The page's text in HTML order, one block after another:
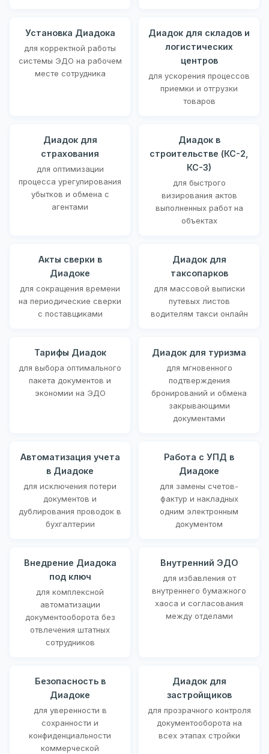
Установка Диадока
для корректной работы
системы ЭДО на рабочем
месте сотрудника
Диадок для складов и
логистических
центров
для ускорения процессов
приемки и отгрузки
товаров
Диадок для
страхования
для оптимизации
процесса урегулирования
убытков и обмена с
агентами
Диадок в
строительстве (КС-2,
КС-3)
для быстрого
визирования актов
выполненных работ на
объектах
Акты сверки в
Диадоке
для сокращения времени
на периодические сверки
с поставщиками
Диадок для
таксопарков
для массовой выписки
путевых листов
водителям такси онлайн
Тарифы Диадок
для выбора оптимального
пакета документов и
экономии на ЭДО
Диадок для туризма
для мгновенного
подтверждения
бронирований и обмена
закрывающими
документами
Автоматизация учета
в Диадоке
для исключения потери
документов и
дублирования проводок в
бухгалтерии
Работа с УПД в
Диадоке
для замены счетов-
фактур и накладных
одним электронным
документом
Внедрение Диадока
под ключ
для комплексной
автоматизации
документооборота без
отвлечения штатных
сотрудников
Внутренний ЭДО
для избавления от
внутреннего бумажного
хаоса и согласования
между отделами
Безопасность в
Диадоке
для уверенности в
сохранности и
конфиденциальности
коммерческой
Диадок для
застройщиков
для прозрачного контроля
документооборота на
всех этапах стройки